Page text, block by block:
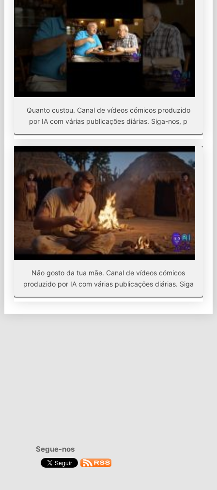
Quanto custou. Canal de vídeos cómicos produzido
por IA com várias publicações diárias. Siga-nos, p
Não gosto da tua mãe. Canal de vídeos cómicos
produzido por IA com várias publicações diárias. Siga
Segue-nos